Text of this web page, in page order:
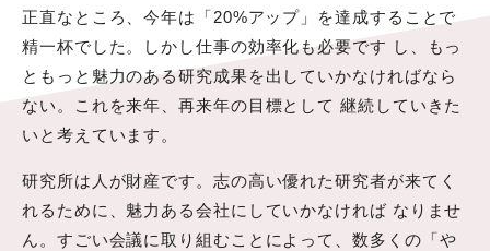
正直なところ、今年は「20%アップ」を達成することで
精一杯でした。しかし仕事の効率化も必要です し、もっ
ともっと魅力のある研究成果を出していかなければなら
ない。これを来年、再来年の目標として 継続していきた
いと考えています。
研究所は人が財産です。志の高い優れた研究者が来てく
れるために、魅力ある会社にしていかなければ なりませ
ん。すごい会議に取り組むことによって、数多くの「や